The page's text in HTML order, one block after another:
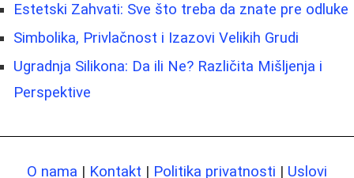
Estetski Zahvati: Sve što treba da znate pre odluke
Simbolika, Privlačnost i Izazovi Velikih Grudi
Ugradnja Silikona: Da ili Ne? Različita Mišljenja i
Perspektive
O nama | Kontakt | Politika privatnosti | Uslovi